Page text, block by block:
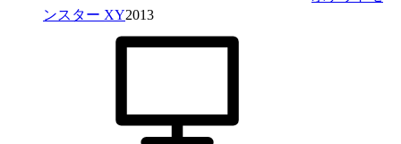
ンスター XY2013